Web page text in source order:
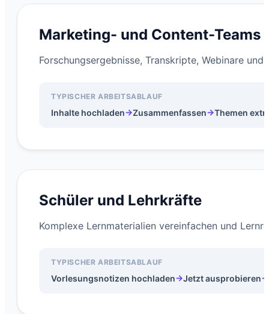
Marketing- und Content-Teams
Forschungsergebnisse, Transkripte, Webinare
TYPISCHER ARBEITSABLAUF
Inhalte hochladen→Zusammenfassen→Themen
Schüler und Lehrkräfte
Komplexe Lernmaterialien vereinfachen und
TYPISCHER ARBEITSABLAUF
Vorlesungsnotizen hochladen→Jetzt ausprobieren→